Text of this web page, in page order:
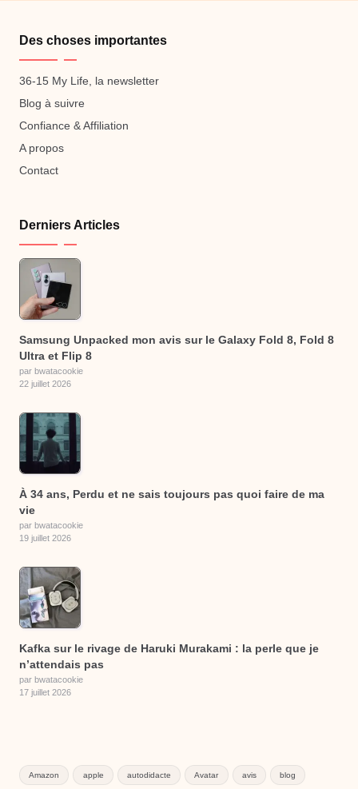
Des choses importantes
36-15 My Life, la newsletter
Blog à suivre
Confiance & Affiliation
A propos
Contact
Derniers Articles
Samsung Unpacked mon avis sur le Galaxy Fold 8, Fold 8
Ultra et Flip 8
par bwatacookie
22 juillet 2026
À 34 ans, Perdu et ne sais toujours pas quoi faire de ma
vie
par bwatacookie
19 juillet 2026
Kafka sur le rivage de Haruki Murakami : la perle que je
n’attendais pas
par bwatacookie
17 juillet 2026
Amazon apple autodidacte Avatar avis blog